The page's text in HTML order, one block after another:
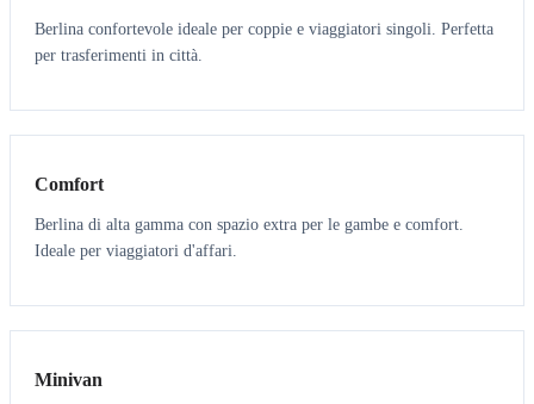
Berlina confortevole ideale per coppie e viaggiatori singoli. Perfetta
per trasferimenti in città.
3 3
Comfort
Berlina di alta gamma con spazio extra per le gambe e comfort.
Ideale per viaggiatori d'affari.
6 5
Minivan